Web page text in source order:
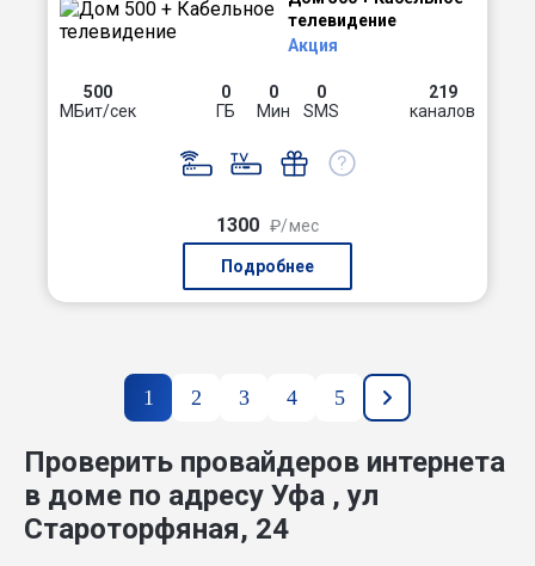
телевидение
Акция
500
МБит/сек
0
ГБ
0
Мин
0
SMS
219
каналов
1300 ₽/мес
Подробнее
1 2 3 4 5
Проверить провайдеров интернета
в доме по адресу Уфа , ул
Староторфяная, 24